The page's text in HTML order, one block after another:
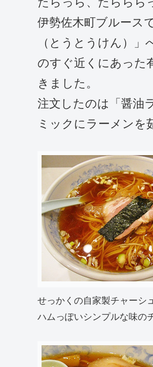
伊勢佐木町ブルース
（とうとうけん）
のすぐ近くにあった
きました。
注文したのは「醤油
ミックにラーメンを
せっかくの自家製チャーシ
ハムっぽいシンプルな味の